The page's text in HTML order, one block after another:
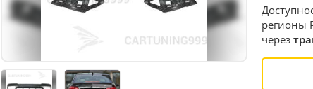
регионы
через